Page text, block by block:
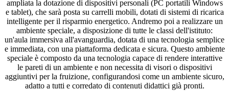
ampliata la dotazione di dispositivi personali (PC portatili Windows
e tablet), che sarà posta su carrelli mobili, dotati di sistemi di ricarica
intelligente per il risparmio energetico. Andremo poi a realizzare un
ambiente speciale, a disposizione di tutte le classi dell'istituto:
un'aula immersiva all'avanguardia, dotata di una tecnologia semplice
e immediata, con una piattaforma dedicata e sicura. Questo ambiente
speciale è composto da una tecnologia capace di rendere interattive
le pareti di un ambiente e non necessita di visori o dispositivi
aggiuntivi per la fruizione, configurandosi come un ambiente sicuro,
adatto a tutti e corredato di contenuti didattici già pronti.